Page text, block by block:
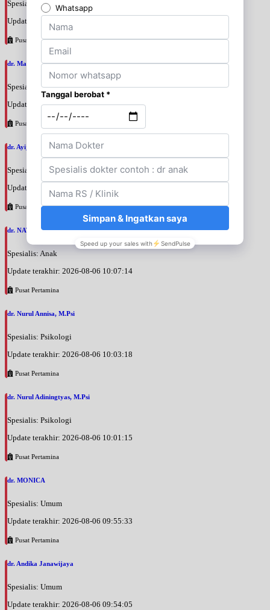
Spesialis: Anak
Update terakhir: 2026-08-06 10:37:12
Pusat Pertamina
dr. Margareta Komalasari, SpA
Spesialis: Anak
Update terakhir: 2026-08-06 10:17:52
Pusat Pertamina
dr. Ayijati Khairani, SpA
Spesialis: Anak
Update terakhir: 2026-08-06 10:15:48
Pusat Pertamina
dr. NATIA ANJARSARI WIDYATI, SpA
Spesialis: Anak
Update terakhir: 2026-08-06 10:07:14
Pusat Pertamina
dr. Nurul Annisa, M.Psi
Spesialis: Psikologi
Update terakhir: 2026-08-06 10:03:18
Pusat Pertamina
dr. Nurul Adiningtyas, M.Psi
Spesialis: Psikologi
Update terakhir: 2026-08-06 10:01:15
Pusat Pertamina
dr. MONICA
Spesialis: Umum
Update terakhir: 2026-08-06 09:55:33
Pusat Pertamina
dr. Andika Janawijaya
Spesialis: Umum
Update terakhir: 2026-08-06 09:54:05